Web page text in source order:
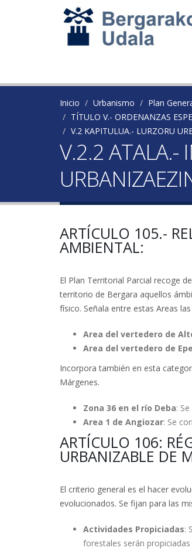
Inicio Urbanismo Plan
TÍTULO V.- ORDENANZAS
V.2 KAPITULUA.- LURZORU
V.2.2 ATALA.-
ARTÍCULO 105.-
AMBIENTAL:
El Plan Territorial Parcial recoge
territorio de Bergara aquellos
físico. Señala entre estas Areas
Area del vertedero de
Area del vertedero de
Incorpora también en esta
Márgenes.
Zona 36 en el río Deba:
Area 1 de Angiozar: Se
ARTÍCULO 106:
URBANIZABLE DE
El criterio general es el hacer
evolucionados. Se fijan para las
Actividades Propiciadas:
forestales serán